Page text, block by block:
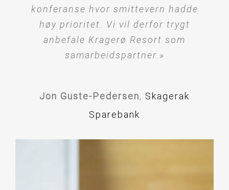
konferanse hvor smittevern hadde
høy prioritet. Vi vil derfor trygt
anbefale Kragerø Resort som
samarbeidspartner.»
Jon Guste-Pedersen, Skagerak
Sparebank